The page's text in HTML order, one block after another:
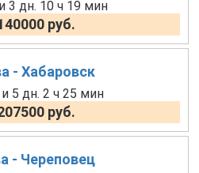
3 дн. 10 ч 19 мин
руб.
- Хабаровск
5 дн. 2 ч 25 мин
руб.
- Череповец